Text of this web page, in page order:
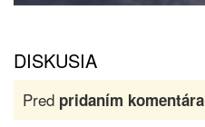
DISKUSIA
Pred pridaním komentára